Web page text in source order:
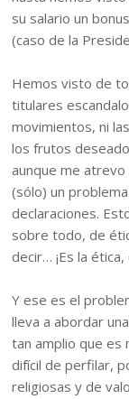
su salario un
(caso de la
Hemos visto de
titulares
movimientos, ni
los frutos
aunque me
(sólo) un
declaraciones.
sobre todo, de
decir… ¡Es la
Y ese es el
lleva a abordar
tan amplio que es
difícil de perfilar,
religiosas y de